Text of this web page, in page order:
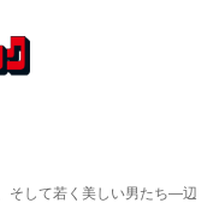
そして若く美しい男たち―辺